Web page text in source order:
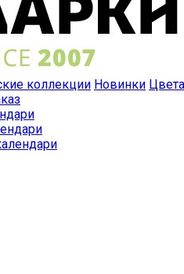
коллекции Новинки Цвета